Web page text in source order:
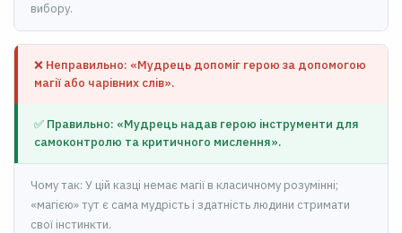
вибору.
❌ Неправильно: «Мудрець допоміг герою за допомогою
магії або чарівних слів».
✅ Правильно: «Мудрець надав герою інструменти для
самоконтролю та критичного мислення».
Чому так: У цій казці немає магії в класичному розумінні;
«магією» тут є сама мудрість і здатність людини стримати
свої інстинкти.